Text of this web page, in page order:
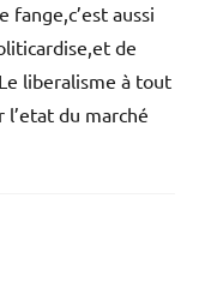
fange,c’est aussi
de
liberalisme à tout
l’etat du marché